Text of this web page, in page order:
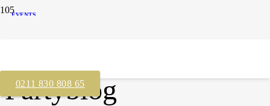
0211 830 808 65
Partyblog
EVENTS